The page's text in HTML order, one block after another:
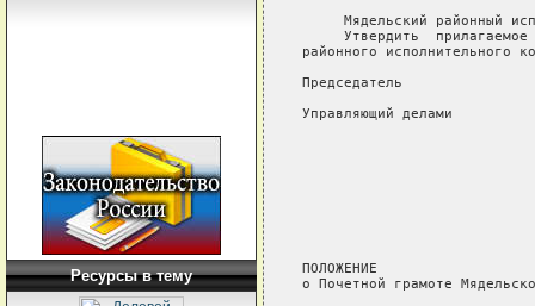
Ресурсы в тему
Мядельский районный
Утвердить
районного исполнительного
Председатель
Управляющий делами
ПОЛОЖЕНИЕ
о Почетной грамоте